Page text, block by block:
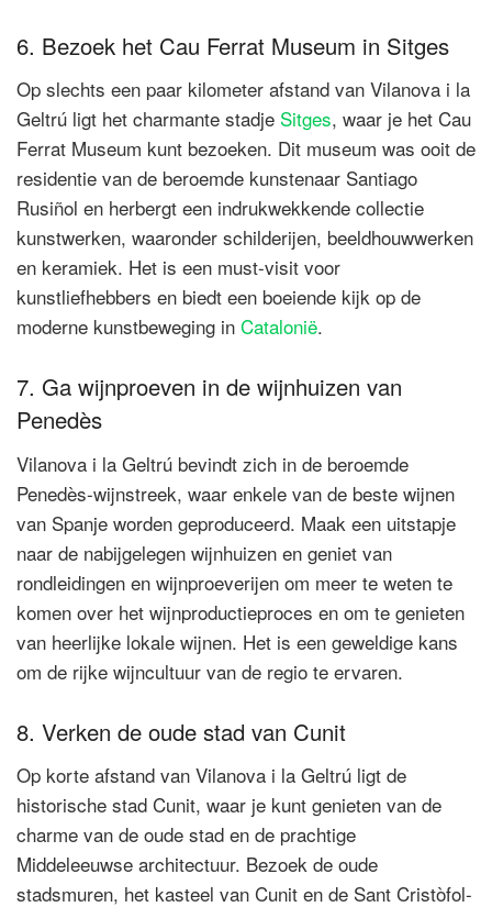
6. Bezoek het Cau Ferrat Museum in Sitges
Op slechts een paar kilometer afstand van Vilanova i la
Geltrú ligt het charmante stadje Sitges, waar je het Cau
Ferrat Museum kunt bezoeken. Dit museum was ooit de
residentie van de beroemde kunstenaar Santiago
Rusiñol en herbergt een indrukwekkende collectie
kunstwerken, waaronder schilderijen, beeldhouwwerken
en keramiek. Het is een must-visit voor
kunstliefhebbers en biedt een boeiende kijk op de
moderne kunstbeweging in Catalonië.
7. Ga wijnproeven in de wijnhuizen van
Penedès
Vilanova i la Geltrú bevindt zich in de beroemde
Penedès-wijnstreek, waar enkele van de beste wijnen
van Spanje worden geproduceerd. Maak een uitstapje
naar de nabijgelegen wijnhuizen en geniet van
rondleidingen en wijnproeverijen om meer te weten te
komen over het wijnproductieproces en om te genieten
van heerlijke lokale wijnen. Het is een geweldige kans
om de rijke wijncultuur van de regio te ervaren.
8. Verken de oude stad van Cunit
Op korte afstand van Vilanova i la Geltrú ligt de
historische stad Cunit, waar je kunt genieten van de
charme van de oude stad en de prachtige
Middeleeuwse architectuur. Bezoek de oude
stadsmuren, het kasteel van Cunit en de Sant Cristòfol-